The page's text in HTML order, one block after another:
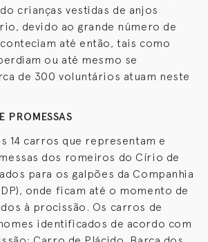
crianças vestidas de anjos
devido ao grande número de
até então, tais como
ou até mesmo se
de 300 voluntários atuam neste
PROMESSAS
14 carros que representam e
dos romeiros do Círio de
para os galpões da Companhia
onde ficam até o momento de
à procissão. Os carros de
identificados de acordo com